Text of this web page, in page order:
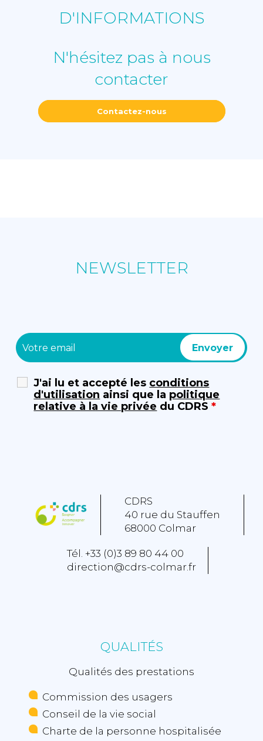
D'INFORMATIONS
N'hésitez pas à nous
contacter
Contactez-nous
NEWSLETTER
J'ai lu et accepté les conditions
d'utilisation ainsi que la politique
relative à la vie privée du CDRS*
CDRS
40 rue du Stauffen
68000 Colmar
Tél. +33 (0)3 89 80 44 00
direction@cdrs-colmar.fr
QUALITÉS
Qualités des prestations
Commission des usagers
Conseil de la vie social
Charte de la personne hospitalisée